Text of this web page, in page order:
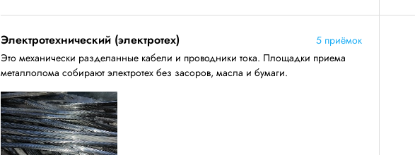
Электротехнический (электротех)
5 приёмок
Это механически разделанные кабели и проводники тока. Площадки приема
металлолома собирают электротех без засоров, масла и бумаги.